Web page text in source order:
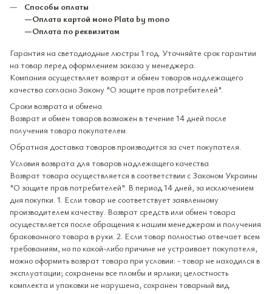
Способы оплаты
—Оплата картой моно Plata by mono
—Оплата по реквизитам
Гарантия на светодиодные люстры 1 год. Уточняйте срок гарантии
на товар перед оформлением заказа у менеджера.
Компания осуществляет возврат и обмен товаров надлежащего
качества согласно Закону "О защите прав потребителей".
Сроки возврата и обмена
Возврат и обмен товаров возможен в течение 14 дней после
получения товара покупателем.
Обратная доставка товаров производится за счет покупателя.
Условия возврата для товаров надлежащего качества
Возврат товара осуществляется в соответствии с Законом Украины
"О защите прав потребителей". В период 14 дней, за исключением
дня покупки. 1. Если товар не соответствует заявленному
производителем качеству. Возврат средств или обмен товара
осуществляется после обращения к нашим менеджерам и получения
бракованного товара в руки. 2. Если товар полностью отвечает всем
требованиям, но по какой-либо причине не устраивает покупателя,
можно оформить возврат товара при условии: - товар не находился в
эксплуатации; сохранены все пломбы и ярлыки; целостность
комплекта и упаковки не нарушена, сохранен товарный вид.